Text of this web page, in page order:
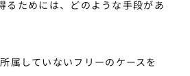
るためには、どのような手段があ
属していないフリーのケースを